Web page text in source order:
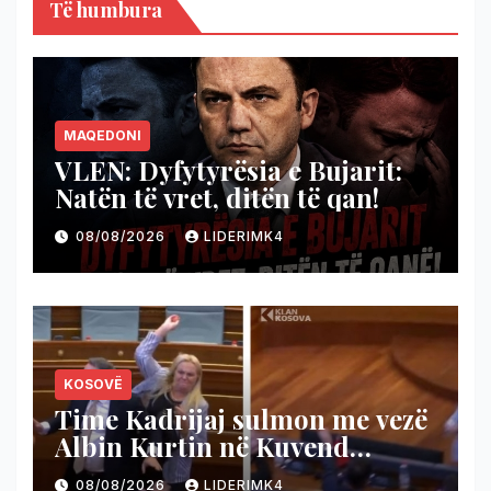
Të humbura
MAQEDONI
VLEN: Dyfytyrësia e Bujarit:
Natën të vret, ditën të qan!
08/08/2026 LIDERIMK4
KOSOVË
Time Kadrijaj sulmon me vezë
Albin Kurtin në Kuvend
(Video)
08/08/2026 LIDERIMK4